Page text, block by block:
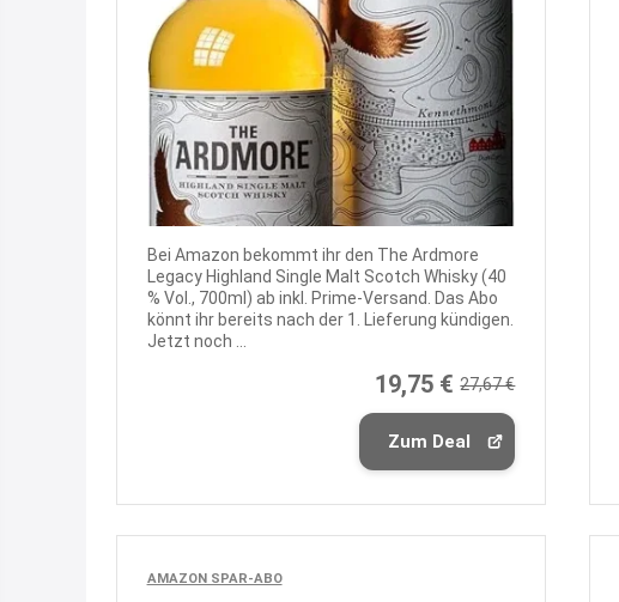
Bei Amazon bekommt ihr den The Ardmore
Legacy Highland Single Malt Scotch Whisky (40
% Vol., 700ml) ab inkl. Prime-Versand. Das Abo
könnt ihr bereits nach der 1. Lieferung kündigen.
Jetzt noch ...
19,75 € 27,67 €
Zum Deal
AMAZON SPAR-ABO